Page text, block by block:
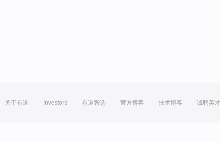
关于有道 Investors 有道智选 官方博客 技术博客 诚聘英才